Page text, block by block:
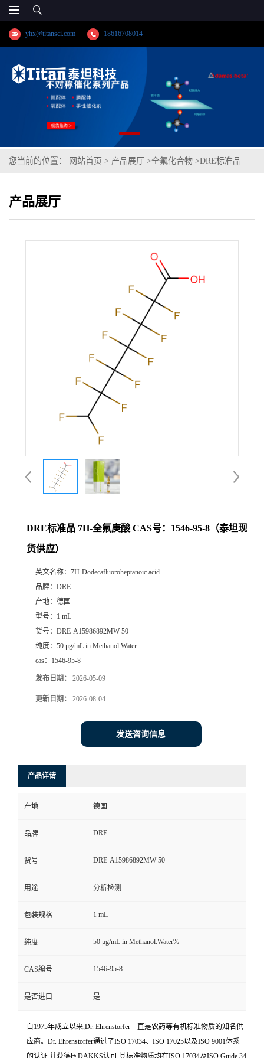
yhx@titansci.com 18616708014
您当前的位置： 网站首页 > 产品展厅 >全氟化合物 >DRE标准品
产品展厅
DRE标准品 7H-全氟庚酸 CAS号：1546-95-8（泰坦现
货供应）
英文名称： 7H-Dodecafluoroheptanoic acid
品牌： DRE
产地： 德国
型号： 1 mL
货号： DRE-A15986892MW-50
纯度： 50 μg/mL in Methanol:Water
cas： 1546-95-8
发布日期： 2026-05-09
更新日期： 2026-08-04
发送咨询信息
产品详请
产地 德国
品牌 DRE
货号 DRE-A15986892MW-50
用途 分析检测
包装规格 1 mL
纯度 50 μg/mL in Methanol:Water%
CAS编号 1546-95-8
是否进口 是
自1975年成立以来,Dr. Ehrenstorfer一直是农药等有机标准物质的知名供
应商。Dr. Ehrenstorfer通过了ISO 17034、ISO 17025以及ISO 9001体系
的认证,并获德国DAKKS认可,其标准物质均在ISO 17034及ISO Guide 34